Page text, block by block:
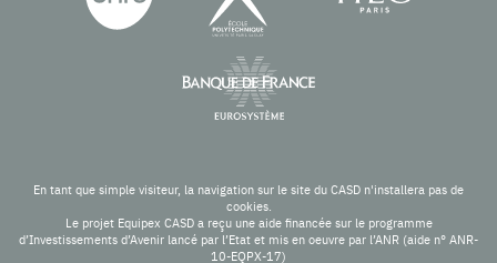
En tant que simple visiteur, la navigation sur le site du CASD n'installera pas de
cookies.
Le projet Equipex CASD a reçu une aide financée sur le programme
d’Investissements d’Avenir lancé par l’Etat et mis en oeuvre par l’ANR (aide n° ANR-
10-EQPX-17)